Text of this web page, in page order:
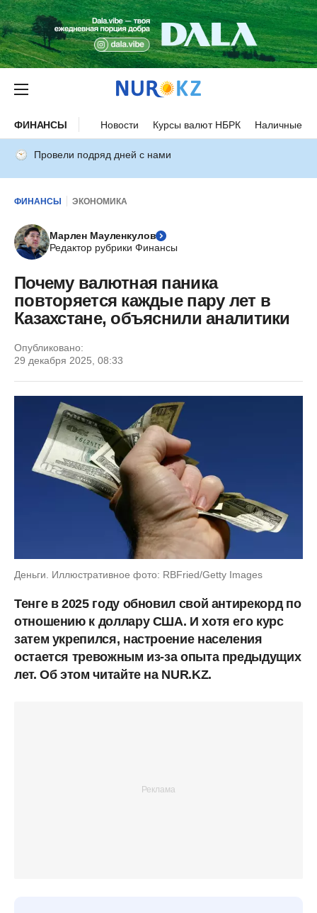
ФИНАНСЫ Новости Курсы валют НБРК Наличные
Провели подряд дней с нами
ФИНАНСЫ ЭКОНОМИКА
Марлен Мауленкулов
Редактор рубрики Финансы
Почему валютная паника
повторяется каждые пару лет в
Казахстане, объяснили аналитики
Опубликовано:
29 декабря 2025, 08:33
Деньги. Иллюстративное фото: RBFried/Getty Images
Тенге в 2025 году обновил свой антирекорд по
отношению к доллару США. И хотя его курс
затем укрепился, настроение населения
остается тревожным из-за опыта предыдущих
лет. Об этом читайте на NUR.KZ.